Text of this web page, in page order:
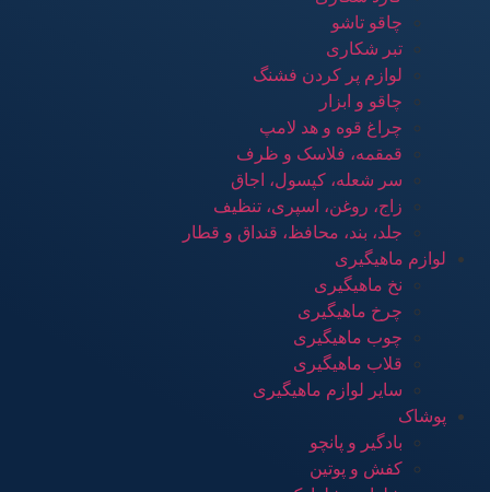
چاقو تاشو
تبر شکاری
لوازم پر کردن فشنگ
چاقو و ابزار
چراغ قوه و هد لامپ
قمقمه، فلاسک و ظرف
سر شعله، کپسول، اجاق
زاج، روغن، اسپری، تنظیف
جلد، بند، محافظ، قنداق و قطار
لوازم ماهیگیری
نخ ماهیگیری
چرخ ماهیگیری
چوب ماهیگیری
قلاب ماهیگیری
سایر لوازم ماهیگیری
پوشاک
بادگیر و پانچو
کفش و پوتین